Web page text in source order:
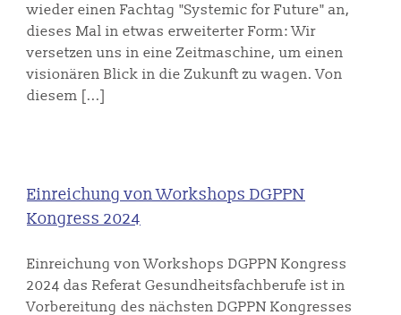
wieder einen Fachtag "Systemic for Future" an,
dieses Mal in etwas erweiterter Form: Wir
versetzen uns in eine Zeitmaschine, um einen
visionären Blick in die Zukunft zu wagen. Von
diesem [...]
Einreichung von Workshops DGPPN
Kongress 2024
Einreichung von Workshops DGPPN Kongress
2024 das Referat Gesundheitsfachberufe ist in
Vorbereitung des nächsten DGPPN Kongresses